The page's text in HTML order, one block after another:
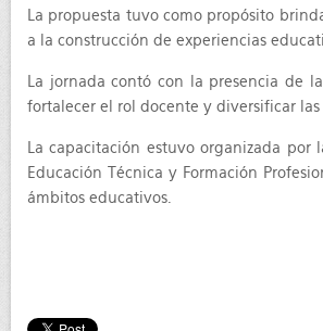
La propuesta tuvo como propósito
a la construcción de experiencias
La jornada contó con la presencia de
fortalecer el rol docente y diversificar
La capacitación estuvo organizada
Educación Técnica y Formación
ámbitos educativos.